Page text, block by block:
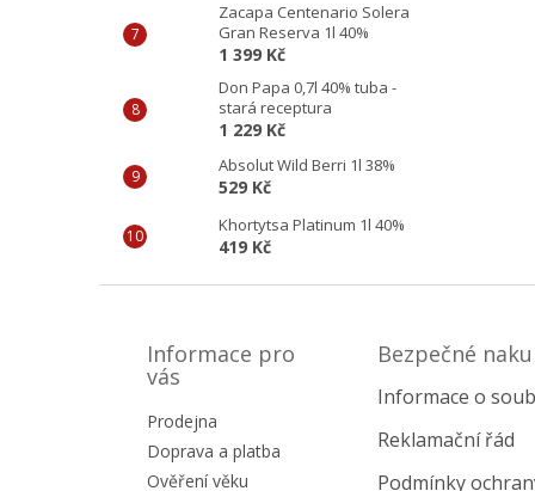
Zacapa Centenario Solera
Gran Reserva 1l 40%
1 399 Kč
Don Papa 0,7l 40% tuba -
stará receptura
1 229 Kč
Absolut Wild Berri 1l 38%
529 Kč
Khortytsa Platinum 1l 40%
419 Kč
Informace pro
vás
Prodejna
Doprava a platba
Ověření věku
Bezpečné
Informace o
Reklamační řád
Podmínky